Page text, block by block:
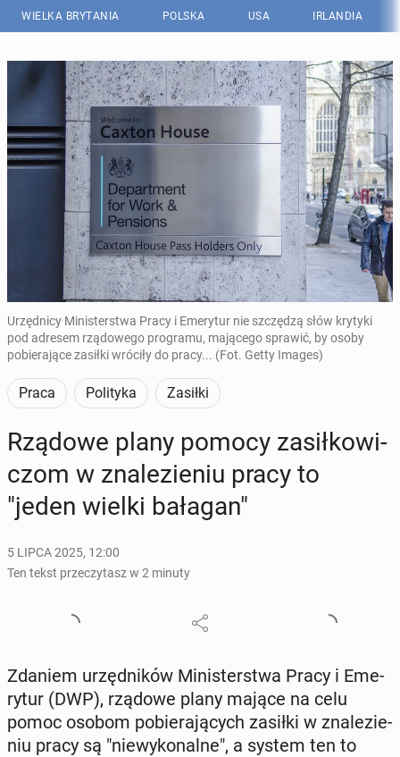
WIELKA BRYTANIA POLSKA USA IRLANDIA
Urzędnicy Ministerstwa Pracy i Emerytur nie szczędzą słów krytyki
pod adresem rządowego programu, mającego sprawić, by osoby
pobierające zasiłki wróciły do pracy... (Fot. Getty Images)
Praca Polityka Zasiłki
Rządowe plany pomocy za­sił­ko­wi­
czom w zna­le­zie­niu pracy to
"jeden wielki bałagan"
5 LIPCA 2025, 12:00
Ten tekst przeczytasz w 2 minuty
Zdaniem urzęd­ni­ków Mi­ni­ster­stwa Pracy i Eme­
ry­tur (DWP), rządowe plany mające na celu
pomoc osobom po­bie­ra­ją­cych zasiłki w zna­le­zie­
niu pracy są "nie­wy­ko­nal­ne", a system ten to